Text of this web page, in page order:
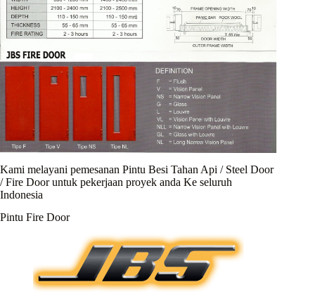
Kami melayani pemesanan Pintu Besi Tahan Api / Steel Door
/ Fire Door untuk pekerjaan proyek anda Ke seluruh
Indonesia
Pintu Fire Door